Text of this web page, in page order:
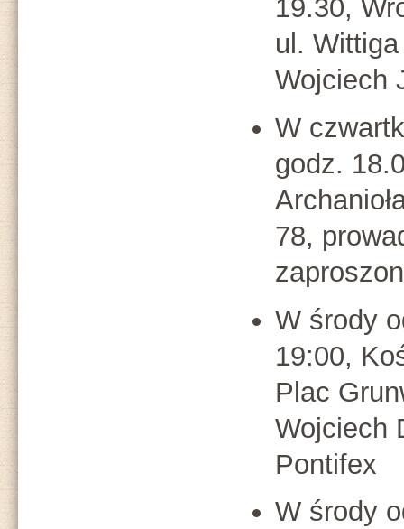
19.30,
ul.
Wojciech
W
godz.
78,
W środy
19:00,
Plac
Wojciech
Pontifex
W środy